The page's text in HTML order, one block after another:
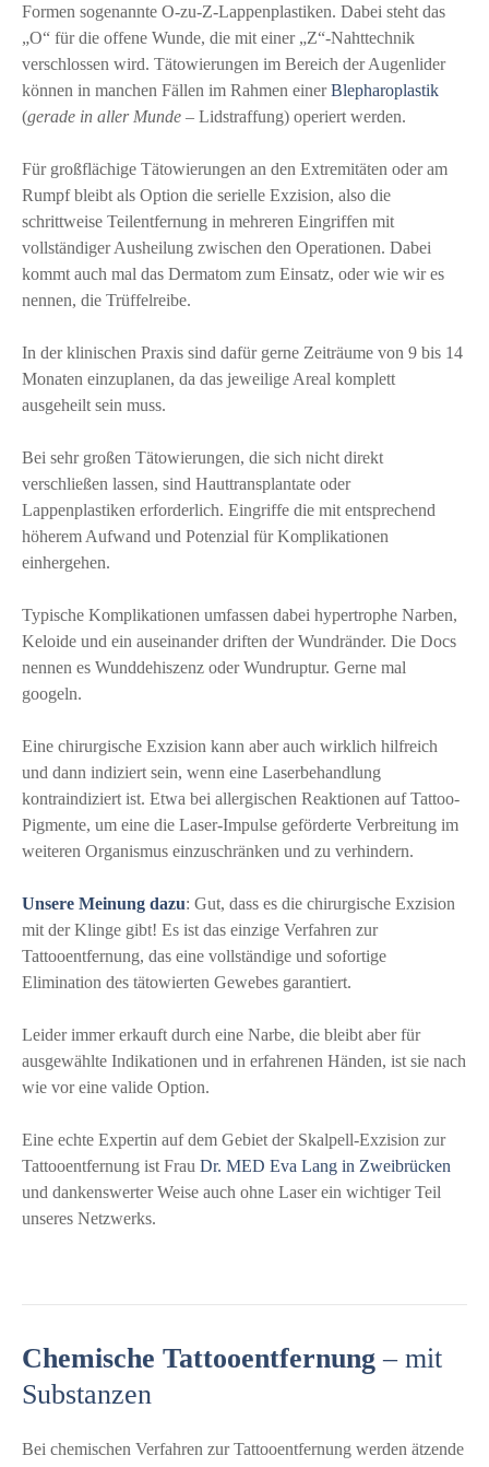
Formen sogenannte O-zu-Z-Lappenplastiken. Dabei steht das
„O“ für die offene Wunde, die mit einer „Z“-Nahttechnik
verschlossen wird. Tätowierungen im Bereich der Augenlider
können in manchen Fällen im Rahmen einerBlepharoplastik
(gerade in aller Munde – Lidstraffung) operiert werden.
Für großflächige Tätowierungen an den Extremitäten oder am
Rumpf bleibt als Option die serielle Exzision, also die
schrittweise Teilentfernung in mehreren Eingriffen mit
vollständiger Ausheilung zwischen den Operationen. Dabei
kommt auch mal das Dermatom zum Einsatz, oder wie wir es
nennen, die Trüffelreibe.
In der klinischen Praxis sind dafür gerne Zeiträume von 9 bis 14
Monaten einzuplanen, da das jeweilige Areal komplett
ausgeheilt sein muss.
Bei sehr großen Tätowierungen, die sich nicht direkt
verschließen lassen, sind Hauttransplantate oder
Lappenplastiken erforderlich. Eingriffe die mit entsprechend
höherem Aufwand und Potenzial für Komplikationen
einhergehen.
Typische Komplikationen umfassen dabei hypertrophe Narben,
Keloide und ein auseinander driften der Wundränder. Die Docs
nennen es Wunddehiszenz oder Wundruptur. Gerne mal
googeln.
Eine chirurgische Exzision kann aber auch wirklich hilfreich
und dann indiziert sein, wenn eine Laserbehandlung
kontraindiziert ist. Etwa bei allergischen Reaktionen auf Tattoo-
Pigmente, um eine die Laser-Impulse geförderte Verbreitung im
weiteren Organismus einzuschränken und zu verhindern.
Unsere Meinung dazu: Gut, dass es die chirurgische Exzision
mit der Klinge gibt! Es ist das einzige Verfahren zur
Tattooentfernung, das eine vollständige und sofortige
Elimination des tätowierten Gewebes garantiert.
Leider immer erkauft durch eine Narbe, die bleibt aber für
ausgewählte Indikationen und in erfahrenen Händen, ist sie nach
wie vor eine valide Option.
Eine echte Expertin auf dem Gebiet der Skalpell-Exzision zur
Tattooentfernung ist Frau Dr. MED Eva Lang in Zweibrücken
und dankenswerter Weise auch ohne Laser ein wichtiger Teil
unseres Netzwerks.
Chemische Tattooentfernung – mit
Substanzen
Bei chemischen Verfahren zur Tattooentfernung werden ätzende